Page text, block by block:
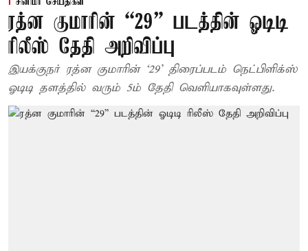
ரத்ன குமாரின் “29” படத்தின் ஓடிடி
ரிலீஸ் தேதி அறிவிப்பு
இயக்குநர் ரத்ன குமாரின் ‘29’ திரைப்படம் நெட்பிளிக்ஸ்
ஓடிடி தளத்தில் வரும் 5ம் தேதி வெளியாகவுள்ளது.